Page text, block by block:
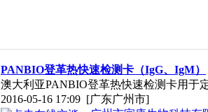
PANBIO登革热快速检测卡（IgG、IgM）
澳大利亚PANBIO登革热快速检测卡用于
2016-05-16 17:09 [广东广州市]